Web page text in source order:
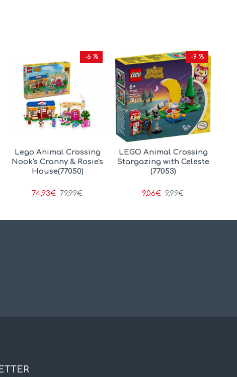
-6 %
Lego Animal Crossing
Nook's Cranny & Rosie's
House(77050)
74,93€ 79,99€
-9 %
LEGO Animal Crossing
Stargazing with Celeste
(77053)
9,06€ 9,99€